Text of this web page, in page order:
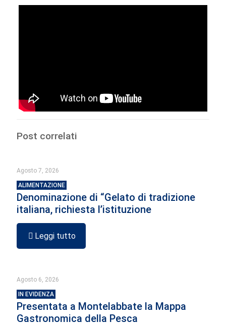
Post correlati
Agosto 7, 2026
ALIMENTAZIONE
Denominazione di “Gelato di tradizione
italiana, richiesta l’istituzione
Leggi tutto
Agosto 6, 2026
IN EVIDENZA
Presentata a Montelabbate la Mappa
Gastronomica della Pesca